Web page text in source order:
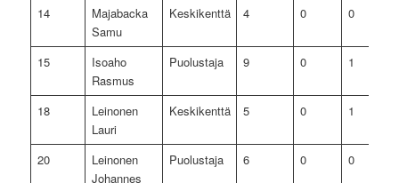
14
Majabacka
Samu
Keskikenttä 4 0 0
15
Isoaho
Rasmus
Puolustaja 9 0 1
18
Leinonen
Lauri
Keskikenttä 5 0 1
20
Leinonen
Johannes
Puolustaja 6 0 0